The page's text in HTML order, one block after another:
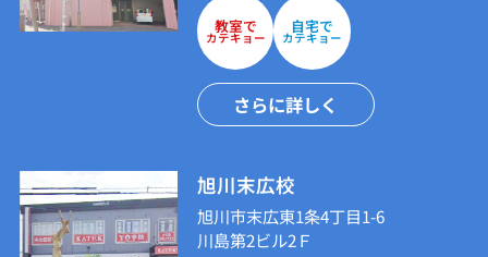
教室で
カテキョー
自宅で
カテキョー
さらに詳しく
旭川末広校
旭川市末広東1条4丁目1-6
川島第2ビル2Ｆ